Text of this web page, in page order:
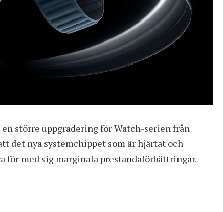
större uppgradering för Watch-serien från
det nya systemchippet som är hjärtat och
med sig marginala prestandaförbättringar.